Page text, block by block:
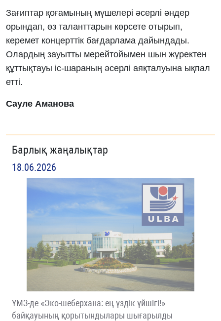
Зағиптар қоғамының мүшелері әсерлі әндер
орындап, өз таланттарын көрсете отырып,
керемет концерттік бағдарлама дайындады.
Олардың зауытты мерейтойымен шын жүректен
құттықтауы іс-шараның әсерлі аяқталуына ықпал
етті.
Сауле Аманова
Барлық жаңалықтар
18.06.2026
ҮМЗ-де «Эко-шеберхана: ең үздік үйшігі!»
байқауының қорытындылары шығарылды